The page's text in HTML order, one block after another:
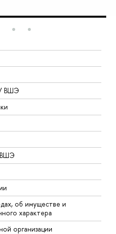
ВШЭ
ВШЭ
об имуществе и
характера
организации